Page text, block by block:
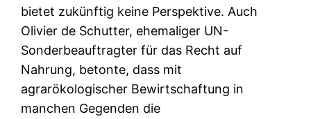
bietet zukünftig keine Perspektive. Auch
Olivier de Schutter, ehemaliger UN-
Sonderbeauftragter für das Recht auf
Nahrung, betonte, dass mit
agrarökologischer Bewirtschaftung in
manchen Gegenden die